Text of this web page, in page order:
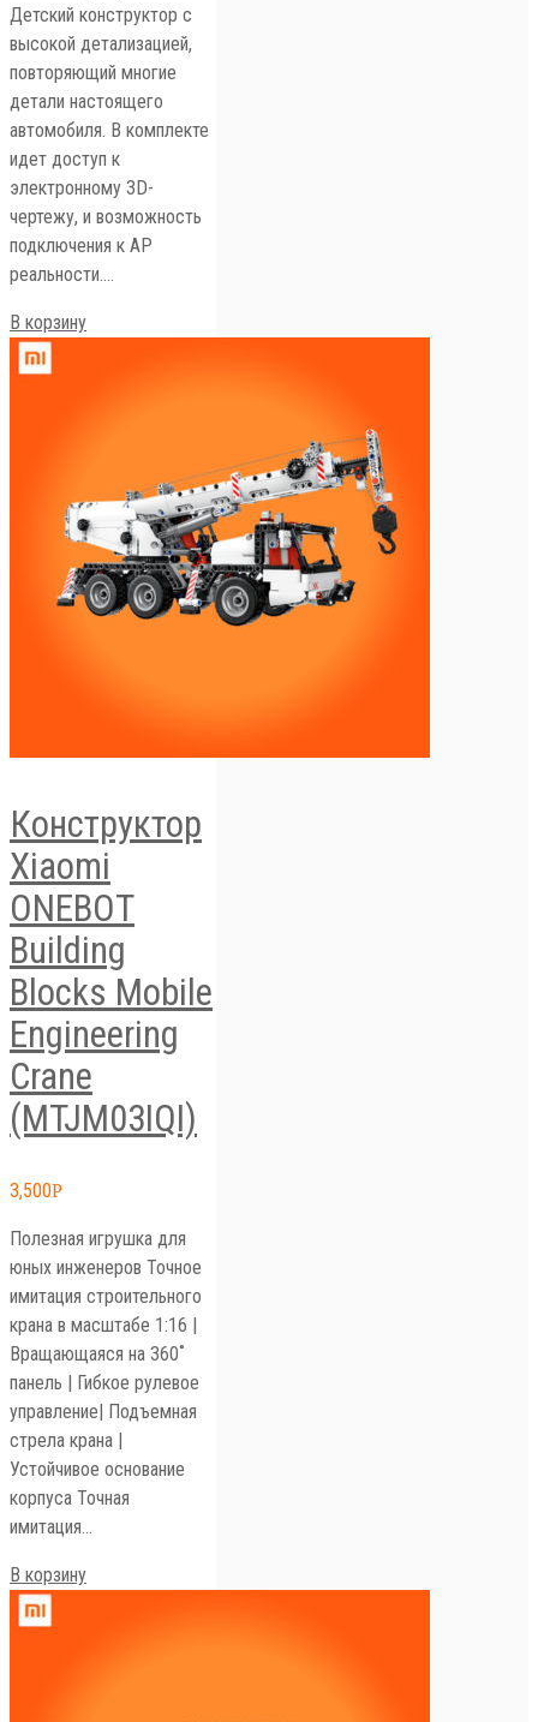
Детский конструктор с
высокой детализацией,
повторяющий многие
детали настоящего
автомобиля. В комплекте
идет доступ к
электронному 3D-
чертежу, и возможность
подключения к АP
реальности.…
В корзину
Конструктор
Xiaomi
ONEBOT
Building
Blocks Mobile
Engineering
Crane
(MTJM03IQI)
3,500Р
Полезная игрушка для
юных инженеров Точное
имитация строительного
крана в масштабе 1:16 |
Вращающаяся на 360˚
панель | Гибкое рулевое
управление| Подъемная
стрела крана |
Устойчивое основание
корпуса Точная
имитация…
В корзину